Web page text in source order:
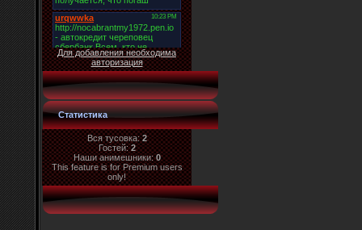
Для добавления необходима
авторизация
Статистика
Вся тусовка:2
Гостей:2
Наши анимешники:0
This feature is for Premium users
only!